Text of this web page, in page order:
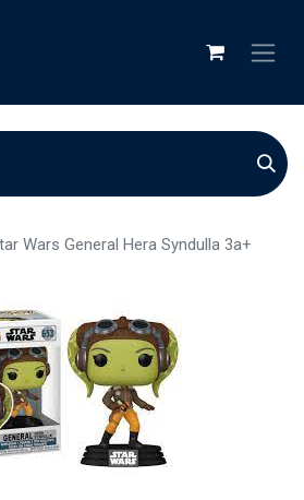
Wars General Hera Syndulla 3a+